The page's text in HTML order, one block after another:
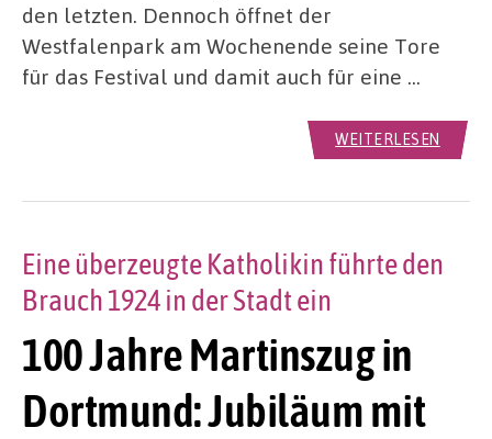
den letzten. Dennoch öffnet der
Westfalenpark am Wochenende seine Tore
für das Festival und damit auch für eine …
WEITERLESEN
100 Jahre Martinszug in
Dortmund: Jubiläum mit
Eine überzeugte Katholikin führte den
Brauch 1924 in der Stadt ein